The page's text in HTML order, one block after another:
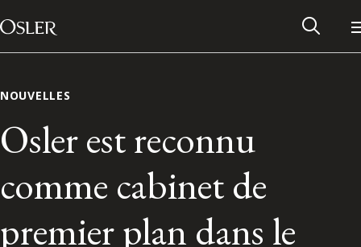
Passer au contenu
Main Navigation
NOUVELLES
Osler est reconnu
comme cabinet de
premier plan dans le